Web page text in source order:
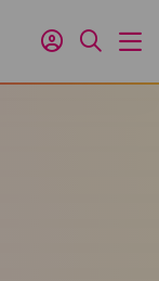
Inloggen
Zoeken